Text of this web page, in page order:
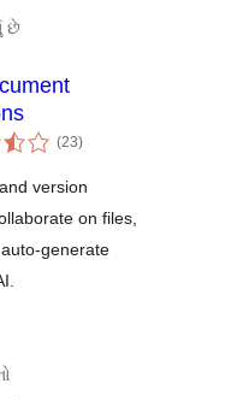
છે
(23કુલ
રેટિંગ્સ
)
version
on files,
generate